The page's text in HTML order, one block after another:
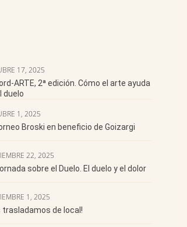
17, 2025
ARTE, 2ª edición. Cómo el arte ayuda
duelo
1, 2025
Broski en beneficio de Goizargi
22, 2025
sobre el Duelo. El duelo y el dolor
1, 2025
trasladamos de local!